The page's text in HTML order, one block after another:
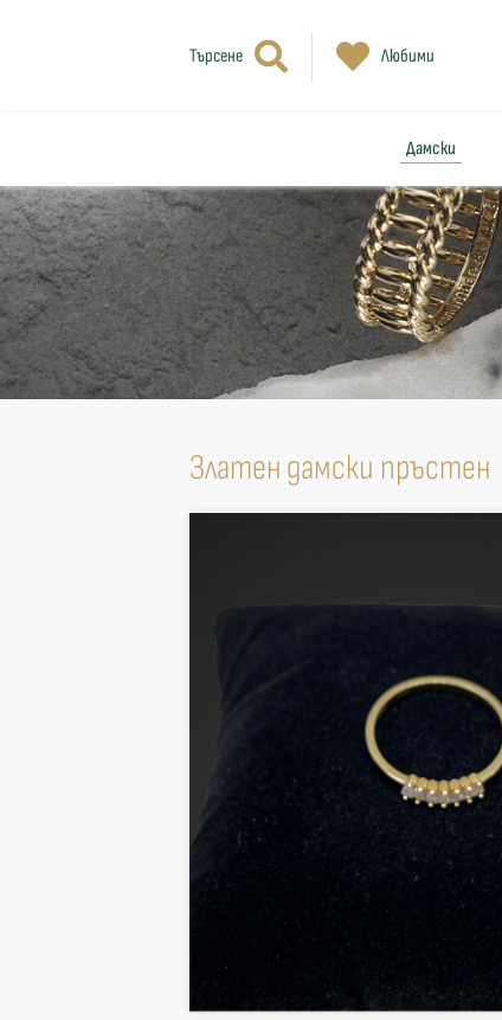
Търсене Любими
Дамски
Златен дамски пръстен